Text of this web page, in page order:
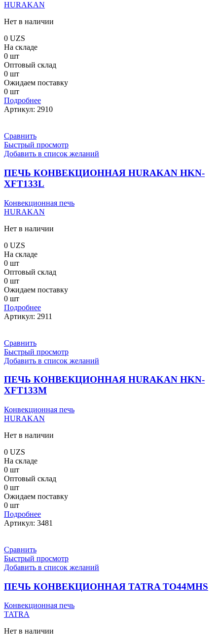
HURAKAN
Нет в наличии
0 UZS
На складе
0 шт
Оптовый склад
0 шт
Ожидаем поставку
0 шт
Подробнее
Артикул: 2910
Сравнить
Быстрый просмотр
Добавить в список желаний
ПЕЧЬ КОНВЕКЦИОННАЯ HURAKAN HKN-
XFT133L
Конвекционная печь
HURAKAN
Нет в наличии
0 UZS
На складе
0 шт
Оптовый склад
0 шт
Ожидаем поставку
0 шт
Подробнее
Артикул: 2911
Сравнить
Быстрый просмотр
Добавить в список желаний
ПЕЧЬ КОНВЕКЦИОННАЯ HURAKAN HKN-
XFT133M
Конвекционная печь
HURAKAN
Нет в наличии
0 UZS
На складе
0 шт
Оптовый склад
0 шт
Ожидаем поставку
0 шт
Подробнее
Артикул: 3481
Сравнить
Быстрый просмотр
Добавить в список желаний
ПЕЧЬ КОНВЕКЦИОННАЯ TATRA TO44MHS
Конвекционная печь
TATRA
Нет в наличии